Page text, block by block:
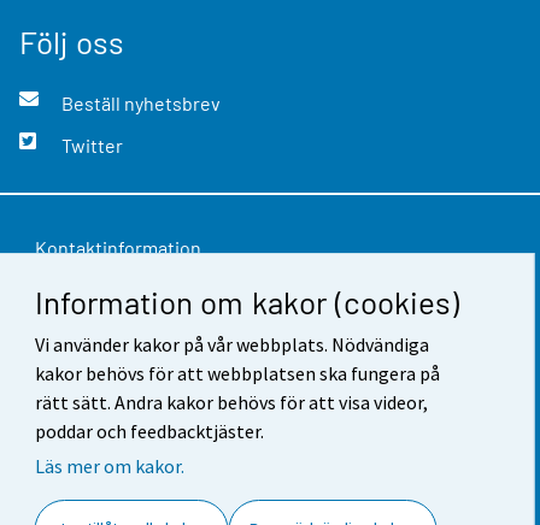
Information om kakor (cookies)
Vi använder kakor på vår webbplats. Nödvändiga
kakor behövs för att webbplatsen ska fungera på
rätt sätt. Andra kakor behövs för att visa videor,
poddar och feedbacktjäster.
Läs mer om kakor.
Följ oss
Beställ nyhetsbrev
Twitter
Kontaktinformation
Respons
Användarvillkor
Dataskydd
Tillgänglighet